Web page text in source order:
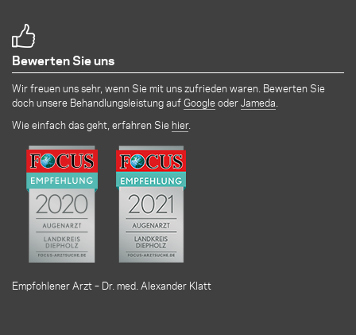
Bewerten Sie uns
Wir freuen uns sehr, wenn Sie mit uns zufrieden waren. Bewerten Sie
doch unsere Behandlungsleistung aufGoogleoderJameda
Wie einfach das geht, erfahren Siehier.
Empfohlener Arzt – Dr. med. Alexander Klatt